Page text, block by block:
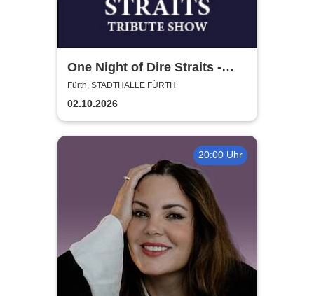
One Night of Dire Straits -
Tribute Show
Fürth, STADTHALLE FÜRTH
02.10.2026
20:00 Uhr